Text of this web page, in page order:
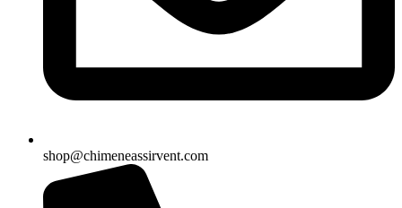
shop@chimeneassirvent.com